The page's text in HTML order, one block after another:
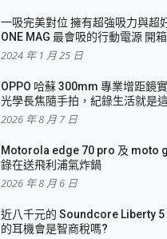
一吸完美對位 擁有超強吸力與超
ONE MAG 最會吸的行動電源 開
2024 年 1 月 25 日
OPPO 哈蘇 300mm 專業增距鏡
光學長焦隨手拍，紀錄生活就是
2026 年 8 月 7 日
Motorola edge 70 pro 及 moto
錄在送飛利浦氣炸鍋
2026 年 8 月 6 日
近八千元的 Soundcore Liberty
的耳機會是智商稅嗎?